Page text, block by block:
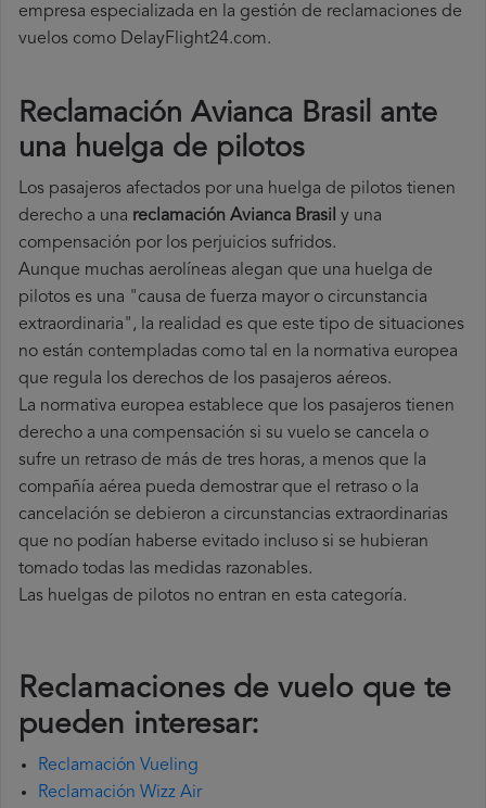
empresa especializada en la gestión de reclamaciones de
vuelos como DelayFlight24.com.
Reclamación Avianca Brasil ante
una huelga de pilotos
Los pasajeros afectados por una huelga de pilotos tienen
derecho a una reclamación Avianca Brasil y una
compensación por los perjuicios sufridos.
Aunque muchas aerolíneas alegan que una huelga de
pilotos es una "causa de fuerza mayor o circunstancia
extraordinaria", la realidad es que este tipo de situaciones
no están contempladas como tal en la normativa europea
que regula los derechos de los pasajeros aéreos.
La normativa europea establece que los pasajeros tienen
derecho a una compensación si su vuelo se cancela o
sufre un retraso de más de tres horas, a menos que la
compañía aérea pueda demostrar que el retraso o la
cancelación se debieron a circunstancias extraordinarias
que no podían haberse evitado incluso si se hubieran
tomado todas las medidas razonables.
Las huelgas de pilotos no entran en esta categoría.
Reclamaciones de vuelo que te
pueden interesar:
Reclamación Vueling
Reclamación Wizz Air